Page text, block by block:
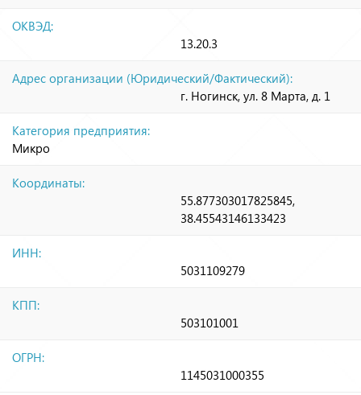
ОКВЭД:
13.20.3
Адрес организации (Юридический/Фактический):
г. Ногинск, ул. 8 Марта, д. 1
Категория предприятия:
Микро
Координаты:
55.877303017825845,
38.45543146133423
ИНН:
5031109279
КПП:
503101001
ОГРН:
1145031000355